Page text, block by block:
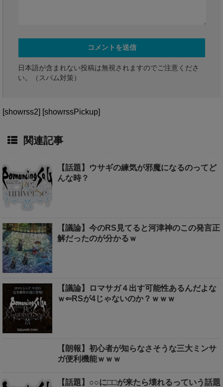
日本語が含まれない投稿は無視されますのでご注意くださ
い。（スパム対策）
[showrss2] [showrssPickup]
関連記事
【話題】ウサギの練気が邪魔になるのってど
んな時？
【議論】今のRS見てると河津神のこの発言正
解だったのが分かるｗ
【議論】ロマサガ４出す可能性あるんだよな
ｗ⇐RSが4じゃないのか？ｗｗｗ
【朗報】初心者が知らなさそうな三大ミンサ
ガ便利機能ｗｗｗ
【話題】○○に□□が来たら壊れるっていう話題